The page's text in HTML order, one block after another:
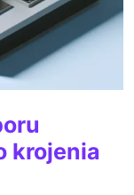
krojenia